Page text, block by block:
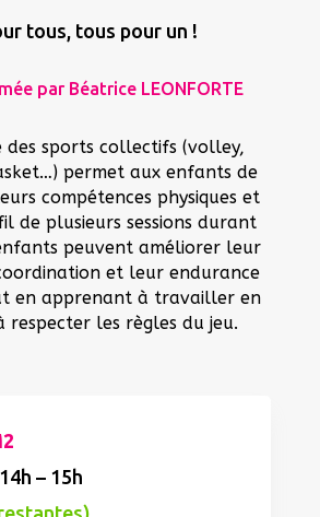
tous, tous pour un !
par Béatrice LEONFORTE
des sports collectifs (volley,
permet aux enfants de
compétences physiques et
de plusieurs sessions durant
peuvent améliorer leur
et leur endurance
en apprenant à travailler en
respecter les règles du jeu.
– 15h